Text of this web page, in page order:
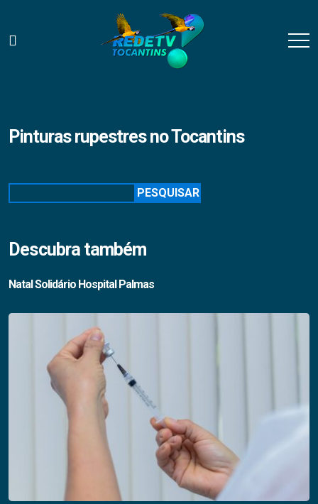
Pinturas rupestres no Tocantins
PESQUISAR
Descubra também
Natal Solidário Hospital Palmas